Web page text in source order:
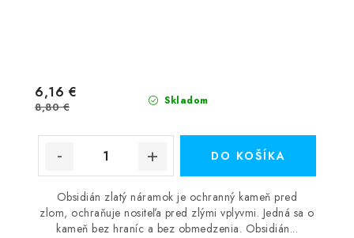
Skladom
6,16 €
8,80 €
DO KOŠÍKA
Obsidián zlatý náramok je ochranný kameň pred
zlom, ochraňuje nositeľa pred zlými vplyvmi. Jedná sa o
kameň bez hraníc a bez obmedzenia. Obsidián...